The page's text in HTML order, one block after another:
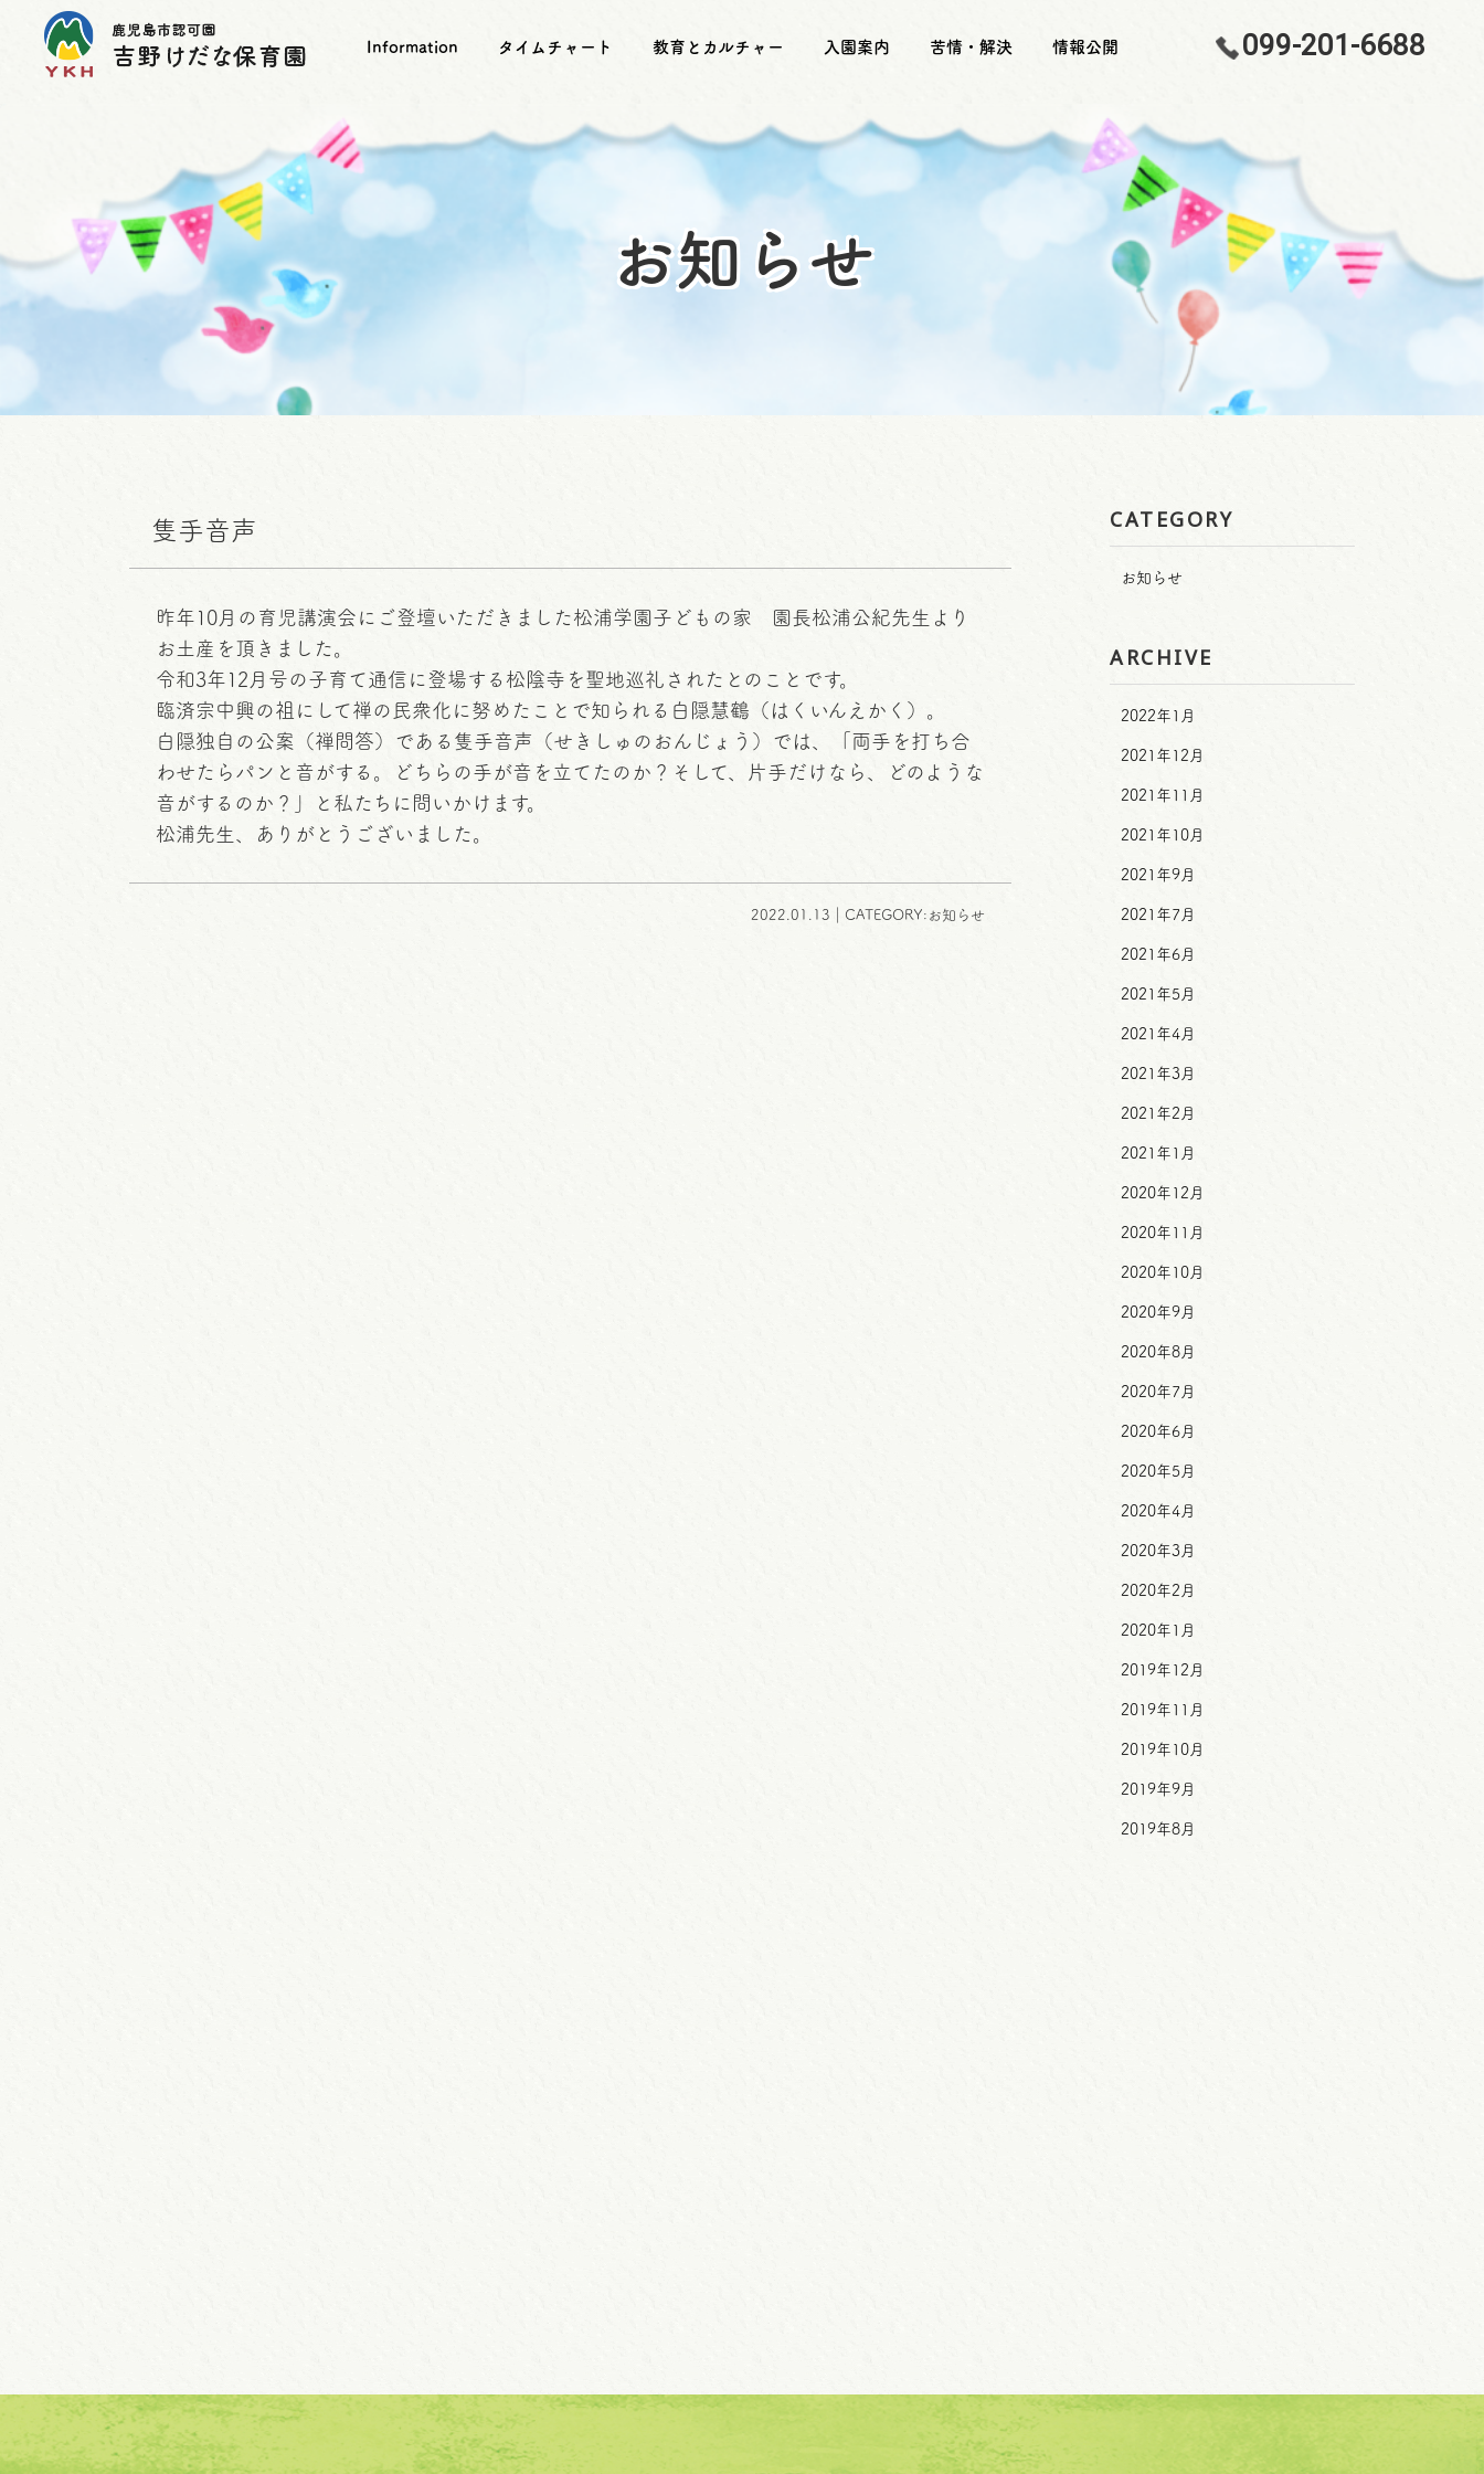
Information タイムチャート 教育とカルチャー 入園案内 苦情・解決 情報公開 099-201-6688
お知らせ
隻手音声
昨年10月の育児講演会にご登壇いただきました松浦学園子どもの家 園長松浦公紀先生より
お土産を頂きました。
令和3年12月号の子育て通信に登場する松陰寺を聖地巡礼されたとのことです。
臨済宗中興の祖にして禅の民衆化に努めたことで知られる白隠慧鶴（はくいんえかく）。
白隠独自の公案（禅問答）である隻手音声（せきしゅのおんじょう）では、「両手を打ち合
わせたらパンと音がする。どちらの手が音を立てたのか？そして、片手だけなら、どのような
音がするのか？」と私たちに問いかけます。
松浦先生、ありがとうございました。
2022.01.13｜CATEGORY:お知らせ
CATEGORY
お知らせ
ARCHIVE
2022年1月
2021年12月
2021年11月
2021年10月
2021年9月
2021年7月
2021年6月
2021年5月
2021年4月
2021年3月
2021年2月
2021年1月
2020年12月
2020年11月
2020年10月
2020年9月
2020年8月
2020年7月
2020年6月
2020年5月
2020年4月
2020年3月
2020年2月
2020年1月
2019年12月
2019年11月
2019年10月
2019年9月
2019年8月